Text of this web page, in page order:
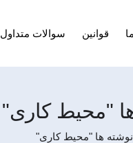
قوانین سوالات متداول
"محیط کاری"
ها "محیط کاری"